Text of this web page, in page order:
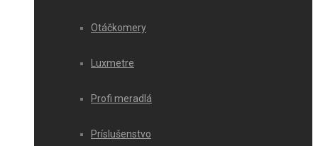
Otáčkomery
Luxmetre
Profi meradlá
Príslušenstvo